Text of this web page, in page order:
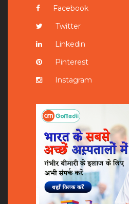
Facebook
Twitter
Linkedin
Pinterest
Instagram